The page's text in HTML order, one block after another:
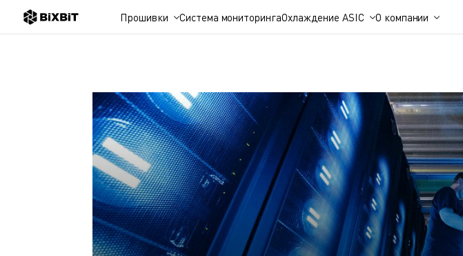
Прошивки Система мониторингаОхлаждение ASIC О компании